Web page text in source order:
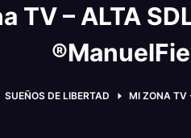
TV – ALTA
SUEÑOS DE LIBERTAD MI ZONA TV